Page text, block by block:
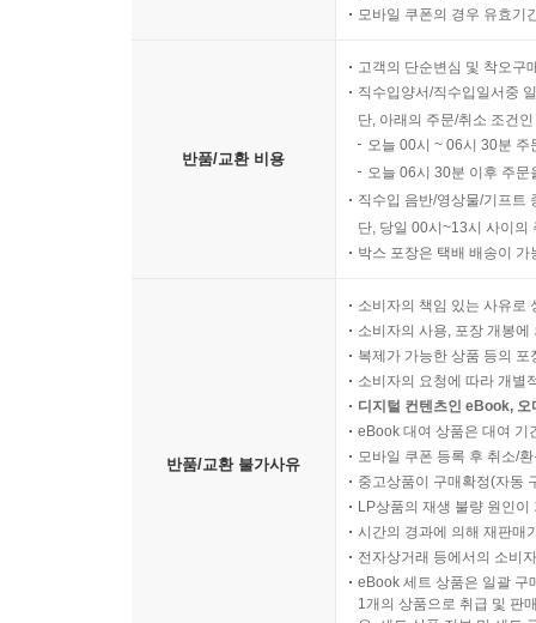
모바일 쿠폰의 경우 유효기
반품/교환 비용
고객의 단순변심 및 착오구
직수입양서/직수입일서중
단, 아래의 주문/취소 조건
오늘 00시 ~ 06시 30분
오늘 06시 30분 이후 주
직수입 음반/영상물/기프트
단, 당일 00시~13시 사이의
박스 포장은 택배 배송이
반품/교환 불가사유
소비자의 책임 있는 사유로
소비자의 사용, 포장 개봉
복제가 가능한 상품 등의
소비자의 요청에 따라 개별
디지털 컨텐츠인 eBook,
eBook 대여 상품은 대여 기
모바일 쿠폰 등록 후 취소/
중고상품이 구매확정(자동
LP상품의 재생 불량 원인
시간의 경과에 의해 재판매
전자상거래 등에서의 소비
eBook 세트 상품은 일괄 구
1개의 상품으로 취급 및 판